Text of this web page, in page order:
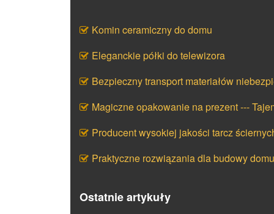
Komin ceramiczny do domu
Eleganckie półki do telewizora
Bezpieczny transport materiałów
Magiczne opakowanie na prezent ---
Producent wysokiej jakości tarcz
Praktyczne rozwiązania dla budowy domu
Ostatnie artykuły